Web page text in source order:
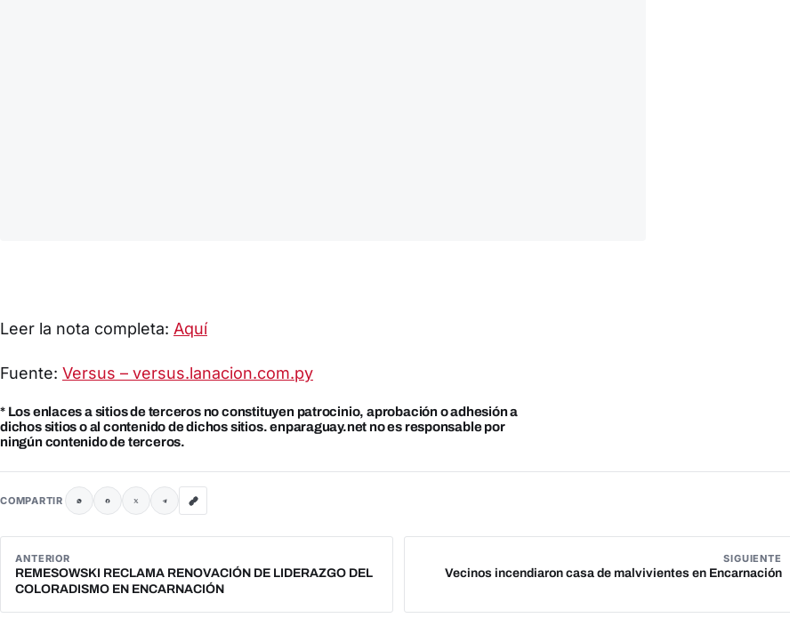
Leer la nota completa: Aquí
Fuente: Versus – versus.lanacion.com.py
* Los enlaces a sitios de terceros no constituyen patrocinio, aprobación o adhesión a
dichos sitios o al contenido de dichos sitios. enparaguay.net no es responsable por
ningún contenido de terceros.
COMPARTIR
ANTERIOR
REMESOWSKI RECLAMA RENOVACIÓN DE LIDERAZGO DEL
COLORADISMO EN ENCARNACIÓN
SIGUIENTE
Vecinos incendiaron casa de malvivientes en Encarnación